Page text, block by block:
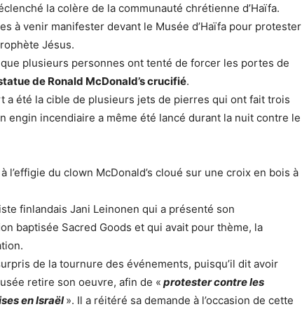
la colère de la communauté chrétienne d’Haïfa.
à venir manifester devant le Musée d’Haïfa pour protester
Jésus.
plusieurs personnes ont tenté de forcer les portes de
de Ronald McDonald’s crucifié.
a été la cible de plusieurs jets de pierres qui ont fait trois
engin incendiaire a même été lancé durant la nuit contre le
l’effigie du clown McDonald’s cloué sur une croix en bois à
finlandais Jani Leinonen qui a présenté son
baptisée Sacred Goods et qui avait pour thème, la
de la tournure des événements, puisqu’il dit avoir
retire son oeuvre, afin de « protester contre les
en Israël ». Il a réitéré sa demande à l’occasion de cette